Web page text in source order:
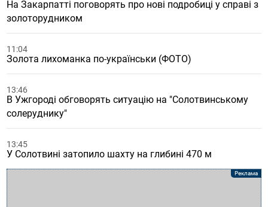
На Закарпатті поговорять про нові подробиці у справі з
золоторудником
11:04
Золота лихоманка по-українськи (ФОТО)
13:46
В Ужгороді обговорять ситуацію на "Солотвинському
солеруднику"
13:45
У Солотвині затопило шахту на глибині 470 м